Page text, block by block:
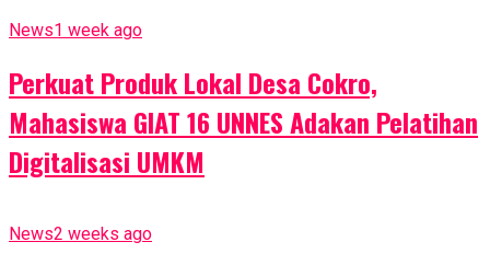
News1 week ago
Perkuat Produk Lokal Desa Cokro,
Mahasiswa GIAT 16 UNNES Adakan Pelatihan
Digitalisasi UMKM
News2 weeks ago